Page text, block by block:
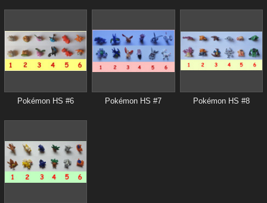
Pokémon HS #6 Pokémon HS #7 Pokémon HS #8